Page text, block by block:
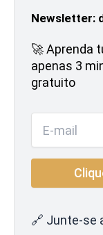
Newsletter:
🚀 Aprenda
apenas 3
gratuito
🔗 Junte-se